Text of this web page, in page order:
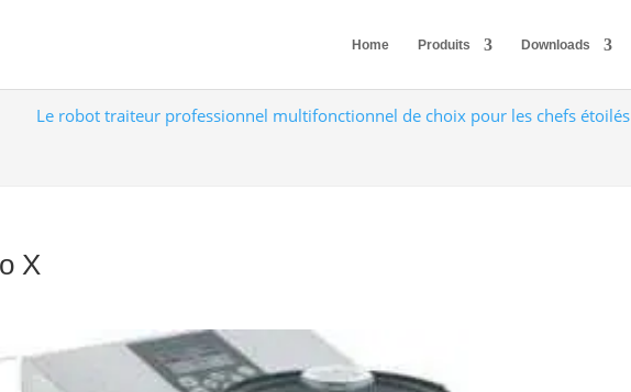
Home Produits Downloads
Le robot traiteur professionnel multifonctionnel de choix pour les chefs étoilés
X